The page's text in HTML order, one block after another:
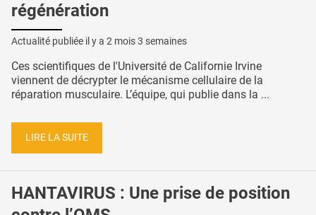
régénération
Actualité publiée il y a 2 mois 3 semaines
Ces scientifiques de l'Université de Californie Irvine
viennent de décrypter le mécanisme cellulaire de la
réparation musculaire. L’équipe, qui publie dans la ...
LIRE LA SUITE
HANTAVIRUS : Une prise de position